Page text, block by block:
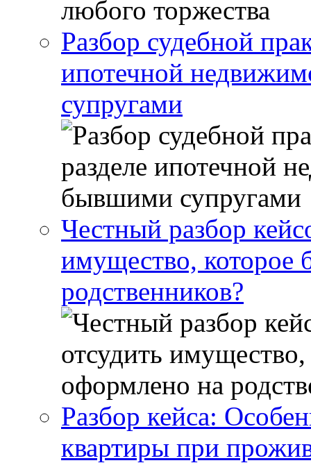
Разбор судебной
ипотечной
супругами
Честный разбор
имущество, которое
родственников?
Разбор кейса:
квартиры при